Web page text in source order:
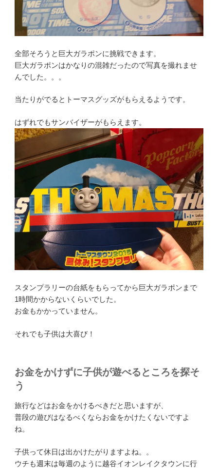
全部そろうと巨大ガラポンに挑戦できます。
巨大ガラポンはかなりの混雑だったので写真を撮れませ
んでした。。。
当たりがでるとトーマスグッズがもらえるようです。
はずれでもサンバイザーがもらえます。
スタンプラリーの台紙をもらってから巨大ガラポンまで
1時間かからないくらいでした。
お金もかかっていません。
それでも子供は大喜び！
お金をかけずに子供が遊べるところを探そ
う
旅行などはお金をかけるべきだと思いますが、
普段の遊びはなるべくならお金をかけたくないですよ
ね。
子供って休日は出かけたがりますよね。。
ウチも週末は毎週のように越谷イオンレイクタウンに行